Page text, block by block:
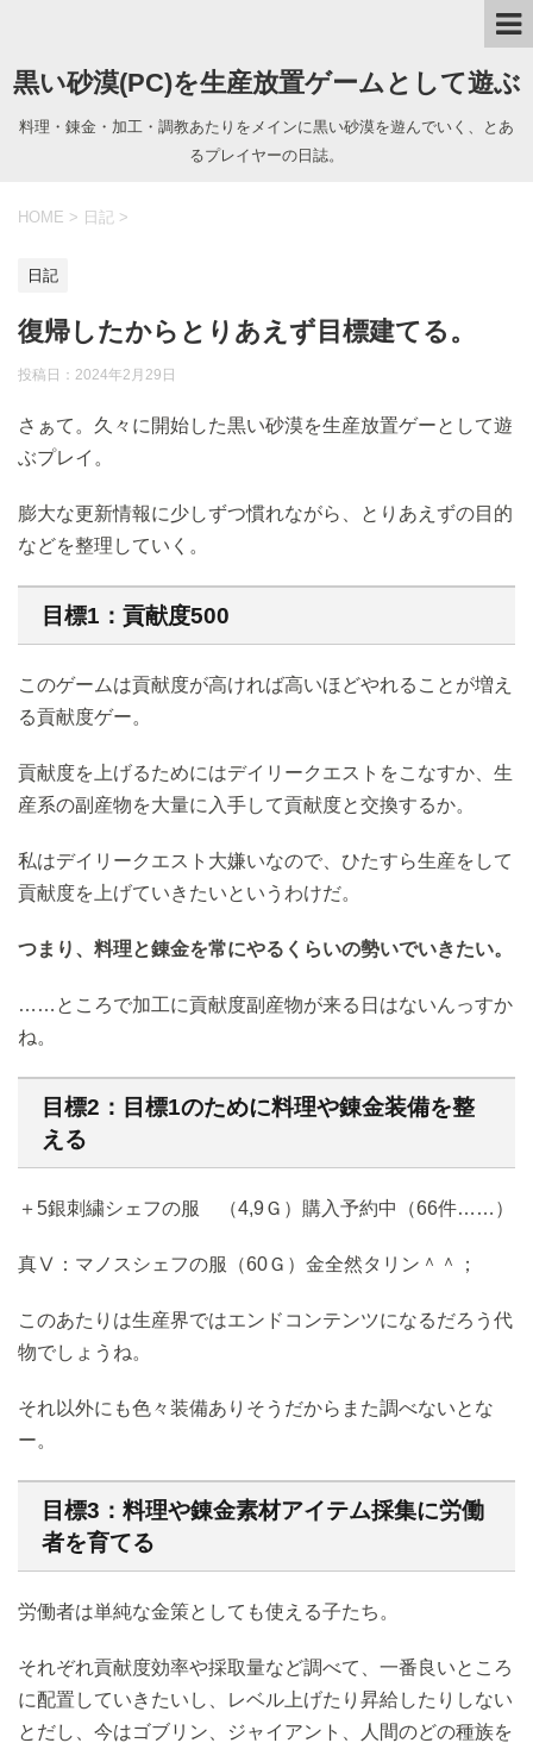
黒い砂漠(PC)を生産放置ゲームとして遊ぶ
料理・錬金・加工・調教あたりをメインに黒い砂漠を遊んでいく、とあ
るプレイヤーの日誌。
HOME > 日記 >
日記
復帰したからとりあえず目標建てる。
投稿日： 2024年2月29日
さぁて。久々に開始した黒い砂漠を生産放置ゲーとして遊
ぶプレイ。
膨大な更新情報に少しずつ慣れながら、とりあえずの目的
などを整理していく。
目標1：貢献度500
このゲームは貢献度が高ければ高いほどやれることが増え
る貢献度ゲー。
貢献度を上げるためにはデイリークエストをこなすか、生
産系の副産物を大量に入手して貢献度と交換するか。
私はデイリークエスト大嫌いなので、ひたすら生産をして
貢献度を上げていきたいというわけだ。
つまり、料理と錬金を常にやるくらいの勢いでいきたい。
……ところで加工に貢献度副産物が来る日はないんっすか
ね。
目標2：目標1のために料理や錬金装備を整
える
＋5銀刺繍シェフの服 （4,9Ｇ）購入予約中（66件……）
真Ⅴ：マノスシェフの服（60Ｇ）金全然タリン＾＾；
このあたりは生産界ではエンドコンテンツになるだろう代
物でしょうね。
それ以外にも色々装備ありそうだからまた調べないとな
ー。
目標3：料理や錬金素材アイテム採集に労働
者を育てる
労働者は単純な金策としても使える子たち。
それぞれ貢献度効率や採取量など調べて、一番良いところ
に配置していきたいし、レベル上げたり昇給したりしない
とだし、今はゴブリン、ジャイアント、人間のどの種族を